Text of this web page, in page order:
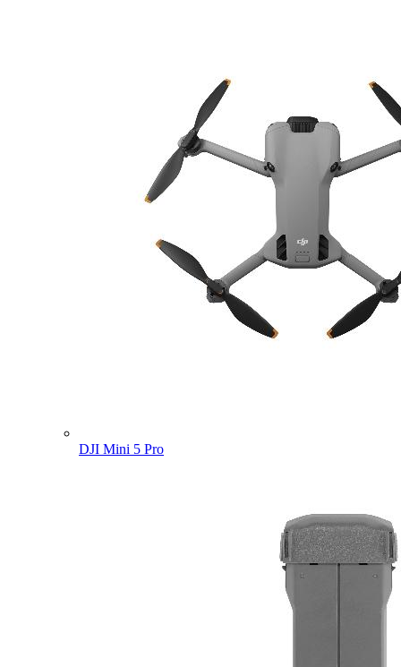
DJI Mini 5 Pro